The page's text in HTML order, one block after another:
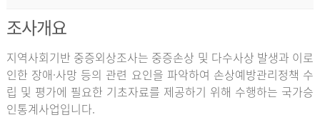
조사개요
지역사회기반 중증외상조사는 중증손상 및 다수사상 발생과 이로
인한 장애·사망 등의 관련 요인을 파악하여 손상예방관리정책 수
립 및 평가에 필요한 기초자료를 제공하기 위해 수행하는 국가승
인통계사업입니다.